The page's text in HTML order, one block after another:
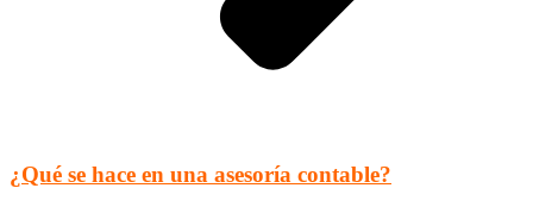
¿Qué se hace en una asesoría contable?